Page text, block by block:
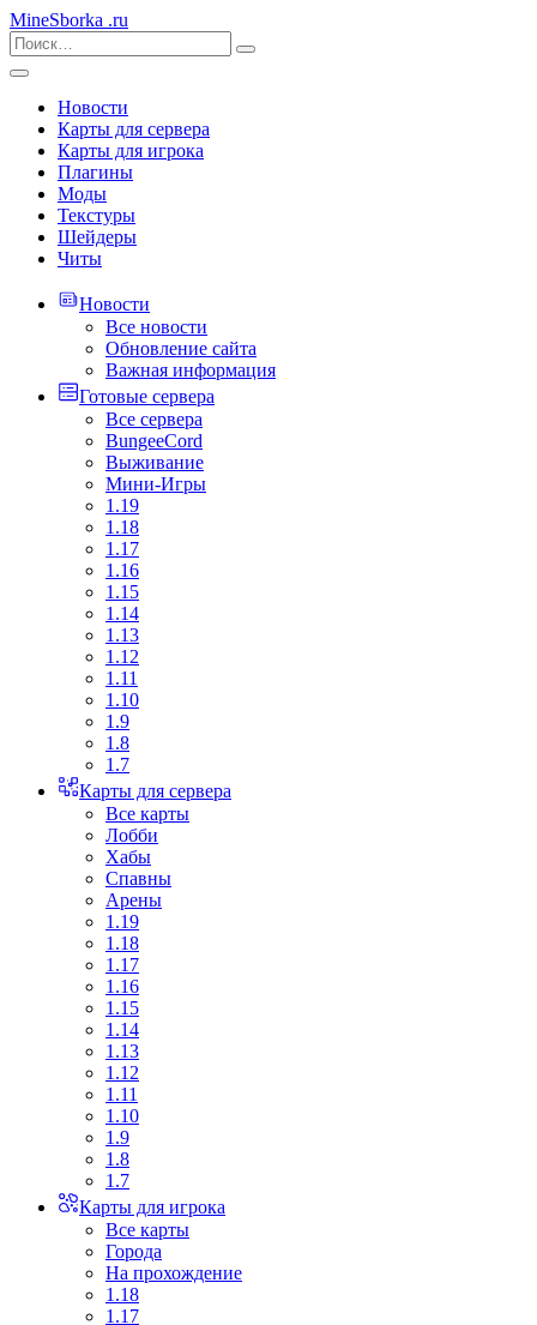
MineSborka .ru
Новости
Карты для сервера
Карты для игрока
Плагины
Моды
Текстуры
Шейдеры
Читы
Новости
Все новости
Обновление сайта
Важная информация
Готовые сервера
Все сервера
BungeeCord
Выживание
Мини-Игры
1.19
1.18
1.17
1.16
1.15
1.14
1.13
1.12
1.11
1.10
1.9
1.8
1.7
Карты для сервера
Все карты
Лобби
Хабы
Спавны
Арены
1.19
1.18
1.17
1.16
1.15
1.14
1.13
1.12
1.11
1.10
1.9
1.8
1.7
Карты для игрока
Все карты
Города
На прохождение
1.18
1.17